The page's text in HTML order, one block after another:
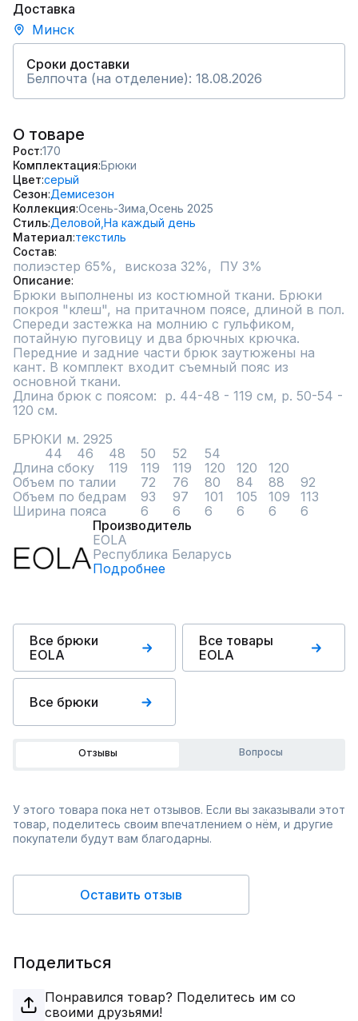
Доставка
Минск
Сроки доставки
Белпочта (на отделение): 18.08.2026
О товаре
Рост 170
Комплектация Брюки
Цвет серый
Сезон Демисезон
Коллекция Осень-Зима, Осень 2025
Стиль Деловой, На каждый день
Материал текстиль
Состав
полиэстер 65%,  вискоза 32%,  ПУ 3%
Описание
Брюки выполнены из костюмной ткани. Брюки
покроя "клеш", на притачном поясе, длиной в пол.
Спереди застежка на молнию с гульфиком,
потайную пуговицу и два брючных крючка.
Передние и задние части брюк заутюжены на
кант. В комплект входит съемный пояс из
основной ткани.
Длина брюк с поясом:  р. 44-48 - 119 см, р. 50-54 -
120 см.
БРЮКИ м. 2925
Длина сбоку	119	119	119	120	120	120
Объем по талии	72	76	80	84	88	92
Объем по бедрам	93	97	101	105	109	113
Ширина пояса 	6	6	6	6	6	6
Производитель
EOLA
Республика Беларусь
Подробнее
Все брюки
EOLA
Все товары
EOLA
Все брюки
Отзывы Вопросы
У этого товара пока нет отзывов. Если вы заказывали этот
товар, поделитесь своим впечатлением о нём, и другие
покупатели будут вам благодарны.
Оставить отзыв
Поделиться
Понравился товар? Поделитесь им со
своими друзьями!